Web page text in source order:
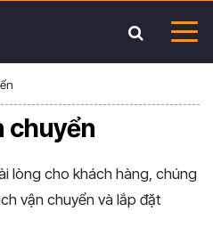
chuyển
lòng cho khách hàng, chúng
vận chuyển và lắp đặt